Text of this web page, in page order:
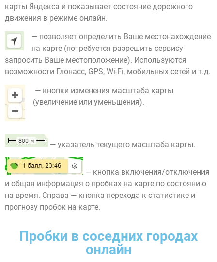
карты Яндекса и показывает состояние дорожного
движения в режиме онлайн.
— позволяет определить Ваше местонахождение
на карте (потребуется разрешить сервису
запросить Ваше местоположение). Используются
возможности Глонасс, GPS, Wi-Fi, мобильных сетей и т.д.
— кнопки изменения масштаба карты
(увеличение или уменьшения).
— указатель текущего масштаба карты.
— кнопка включения/отключения
и общая информация о пробках на карте по состоянию
на время. Справа — кнопка перехода к статистике и
прогнозу пробок на карте.
Пробки в соседних городах
онлайн